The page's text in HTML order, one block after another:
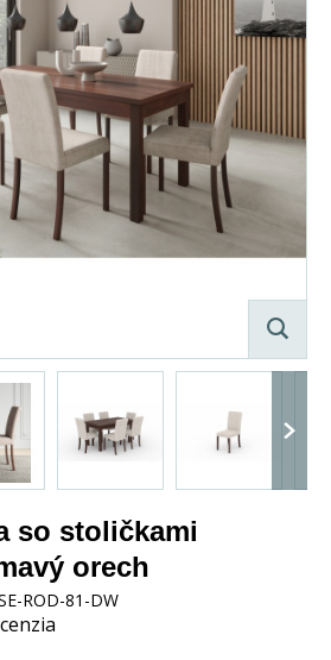
so stoličkami
orech
ROD-81-DW